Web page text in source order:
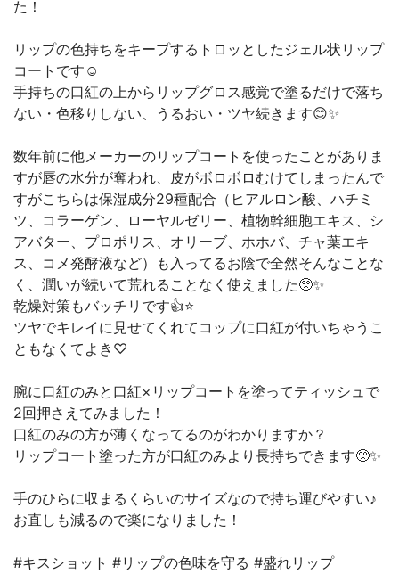
た！
リップの色持ちをキープするトロッとしたジェル状リップ
コートです☺︎︎
手持ちの口紅の上からリップグロス感覚で塗るだけで落ち
ない・色移りしない、うるおい・ツヤ続きます😊✨
数年前に他メーカーのリップコートを使ったことがありま
すが唇の水分が奪われ、皮がボロボロむけてしまったんで
すがこちらは保湿成分29種配合（ヒアルロン酸、ハチミ
ツ、コラーゲン、ローヤルゼリー、植物幹細胞エキス、シ
アバター、プロポリス、オリーブ、ホホバ、チャ葉エキ
ス、コメ発酵液など）も入ってるお陰で全然そんなことな
く、潤いが続いて荒れることなく使えました🥺✨
乾燥対策もバッチリです👍⭐️
ツヤでキレイに見せてくれてコップに口紅が付いちゃうこ
ともなくてよき♡
腕に口紅のみと口紅×リップコートを塗ってティッシュで
2回押さえてみました！
口紅のみの方が薄くなってるのがわかりますか？
リップコート塗った方が口紅のみより長持ちできます🥺✨
手のひらに収まるくらいのサイズなので持ち運びやすい♪
お直しも減るので楽になりました！
#キスショット #リップの色味を守る #盛れリップ